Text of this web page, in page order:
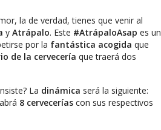
la de verdad, tienes que venir al
y Atrápalo. Este #AtrápaloAsap es un
por la fantástica acogida que
de la cervecería que traerá dos
La dinámica será la siguiente:
8 cervecerías con sus respectivos